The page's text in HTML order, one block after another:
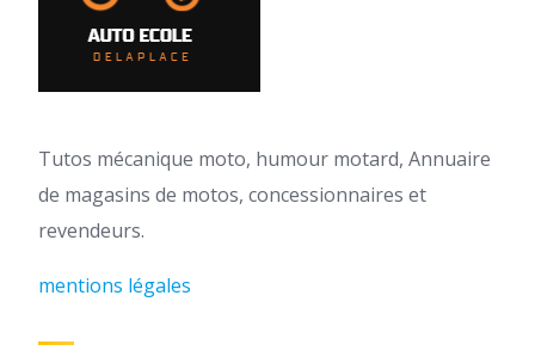
Tutos mécanique moto, humour motard, Annuaire
de magasins de motos, concessionnaires et
revendeurs.
mentions légales